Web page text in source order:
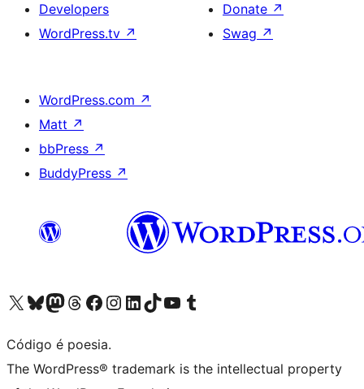
Developers
WordPress.tv ↗
Donate ↗
Swag ↗
WordPress.com ↗
Matt ↗
bbPress ↗
BuddyPress ↗
Visite a nossa conta X (antigo Twitter)
Visit our Bluesky account
Visit our Mastodon account
Visit our Threads account
Visite a nossa página do Facebook
Visite a nossa conta no Instagram
Visite a nossa conta no LinkedIn
Visit our TikTok account
Visit our YouTube channel
Visit our Tumblr account
Código é poesia.
The WordPress® trademark is the intellectual property